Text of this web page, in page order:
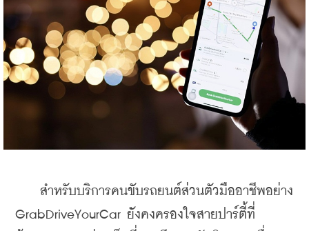
สำหรับบริการคนขับรถยนต์ส่วนตัวมืออาชีพอย่าง
GrabDriveYourCar ยังคงครองใจสายปาร์ตี้ที่